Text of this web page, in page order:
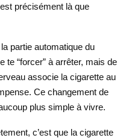
précisément là que
partie automatique du
te “forcer” à arrêter, mais de
associe la cigarette au
Ce changement de
plus simple à vivre.
c’est que la cigarette